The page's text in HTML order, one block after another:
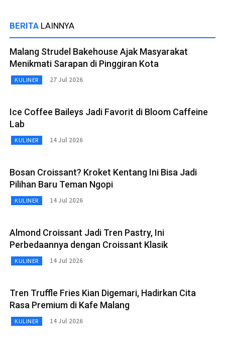
BERITA LAINNYA
Malang Strudel Bakehouse Ajak Masyarakat
Menikmati Sarapan di Pinggiran Kota
KULINER 27 Jul 2026
Ice Coffee Baileys Jadi Favorit di Bloom Caffeine
Lab
KULINER 14 Jul 2026
Bosan Croissant? Kroket Kentang Ini Bisa Jadi
Pilihan Baru Teman Ngopi
KULINER 14 Jul 2026
Almond Croissant Jadi Tren Pastry, Ini
Perbedaannya dengan Croissant Klasik
KULINER 14 Jul 2026
Tren Truffle Fries Kian Digemari, Hadirkan Cita
Rasa Premium di Kafe Malang
KULINER 14 Jul 2026